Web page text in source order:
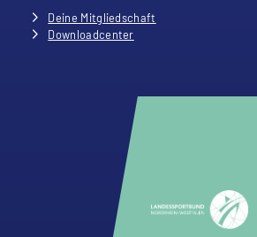
Deine Mitgliedschaft
Downloadcenter